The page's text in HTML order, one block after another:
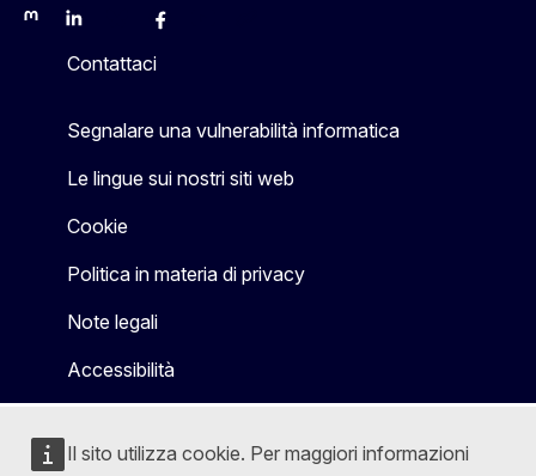
Il sito utilizza cookie. Per maggiori informazioni
MastodonLinkedInBlueskyFacebook
Contattaci
Segnalare una vulnerabilità informatica
Le lingue sui nostri siti web
Cookie
Politica in materia di privacy
Note legali
Accessibilità